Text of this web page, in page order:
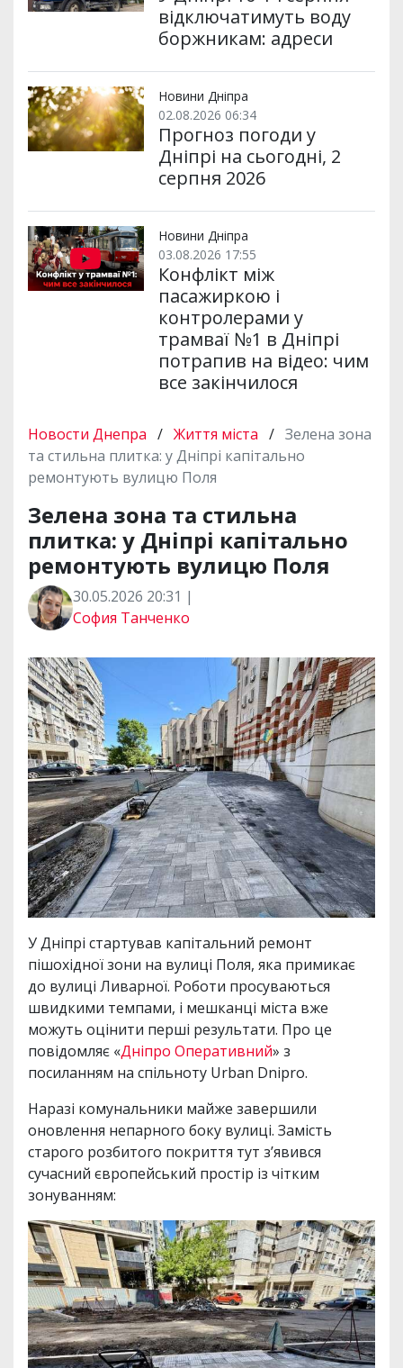
відключатимуть воду
боржникам: адреси
Новини Дніпра
02.08.2026 06:34
Прогноз погоди у
Дніпрі на сьогодні, 2
серпня 2026
Новини Дніпра
03.08.2026 17:55
Конфлікт між
пасажиркою і
контролерами у
трамваї №1 в Дніпрі
потрапив на відео: чим
все закінчилося
Новости Днепра / Життя міста / Зелена зона
та стильна плитка: у Дніпрі капітально
ремонтують вулицю Поля
Зелена зона та стильна
плитка: у Дніпрі капітально
ремонтують вулицю Поля
30.05.2026 20:31 |
София Танченко
У Дніпрі стартував капітальний ремонт
пішохідної зони на вулиці Поля, яка примикає
до вулиці Ливарної. Роботи просуваються
швидкими темпами, і мешканці міста вже
можуть оцінити перші результати. Про це
повідомляє «Дніпро Оперативний» з
посиланням на спільноту Urban Dnipro.
Наразі комунальники майже завершили
оновлення непарного боку вулиці. Замість
старого розбитого покриття тут з’явився
сучасний європейський простір із чітким
зонуванням: